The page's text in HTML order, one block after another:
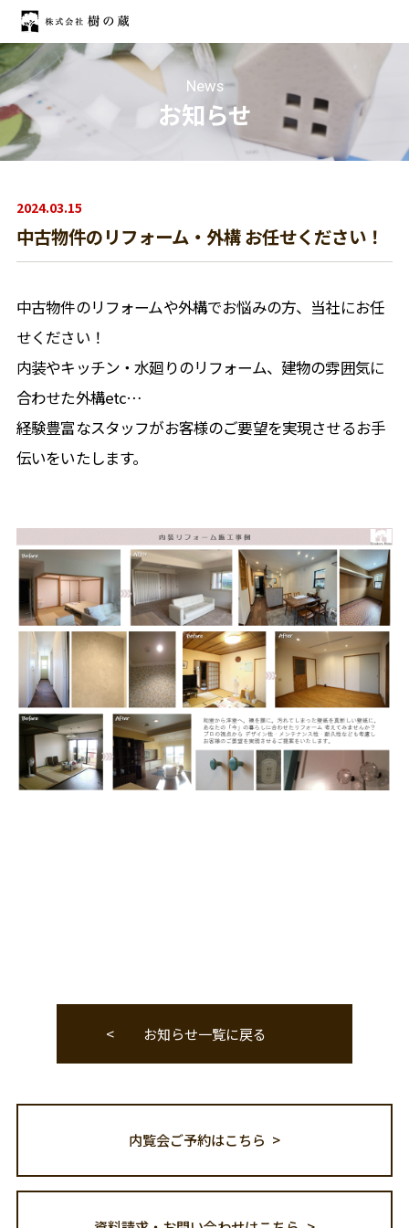
News
お知らせ
2024.03.15
中古物件のリフォーム・外構 お任せください！
中古物件のリフォームや外構でお悩みの方、当社にお任
せください！
内装やキッチン・水廻りのリフォーム、建物の雰囲気に
合わせた外構etc…
経験豊富なスタッフがお客様のご要望を実現させるお手
伝いをいたします。
お知らせ一覧に戻る
内覧会ご予約はこちら